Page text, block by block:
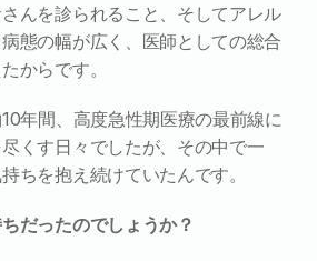
んを診られること、そしてアレル
態の幅が広く、医師としての総合
からです。
年間、高度急性期医療の最前線に
くす日々でしたが、その中で一
ちを抱え続けていたんです。
だったのでしょうか？